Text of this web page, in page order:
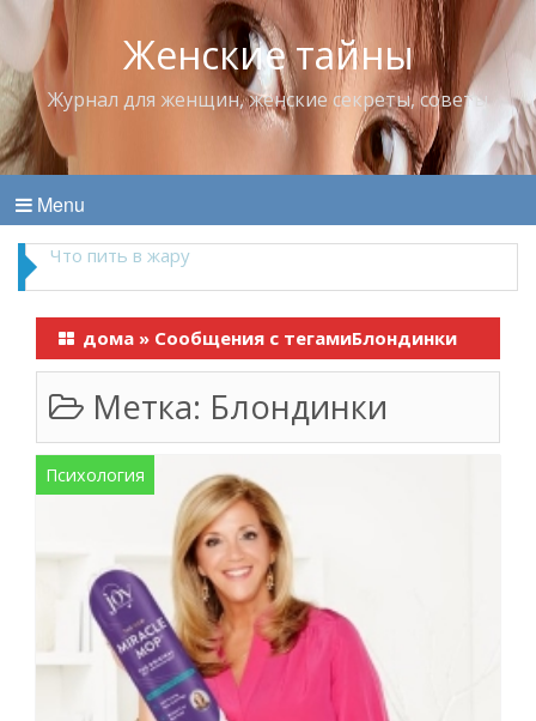
Женские тайны
Журнал для женщин, женские секреты, советы
Menu
Что пить в жару
дома » Сообщения с тегамиБлондинки
Метка: Блондинки
Психология